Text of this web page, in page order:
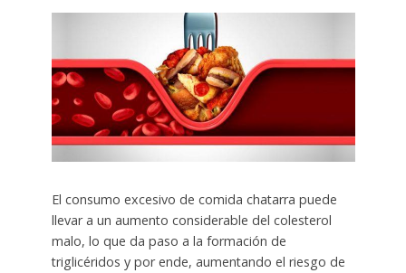
El consumo excesivo de comida chatarra puede
llevar a un aumento considerable del colesterol
malo, lo que da paso a la formación de
triglicéridos y por ende, aumentando el riesgo de